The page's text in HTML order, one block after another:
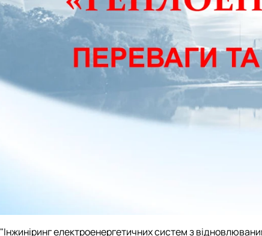
"Інжиніринг електроенергетичних систем з